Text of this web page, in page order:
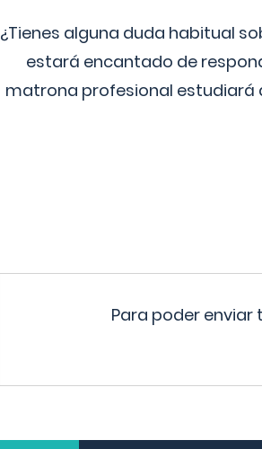
¿Tienes alguna duda habitual
estará encantado de
matrona profesional estudiará
Para poder enviar